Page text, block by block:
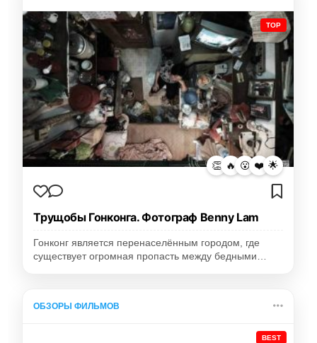
TOP
👏 🔥 😮 ❤️ 🌟
Трущобы Гонконга. Фотограф Benny Lam
Гонконг является перенаселённым городом, где
существует огромная пропасть между бедными…
ОБЗОРЫ ФИЛЬМОВ
BEST